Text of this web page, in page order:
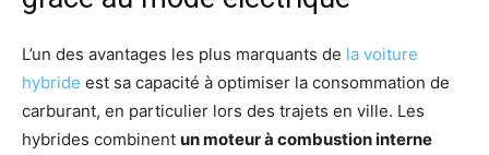
L’un des avantages les plus marquants de la voiture
hybride est sa capacité à optimiser la consommation de
carburant, en particulier lors des trajets en ville. Les
hybrides combinent un moteur à combustion interne